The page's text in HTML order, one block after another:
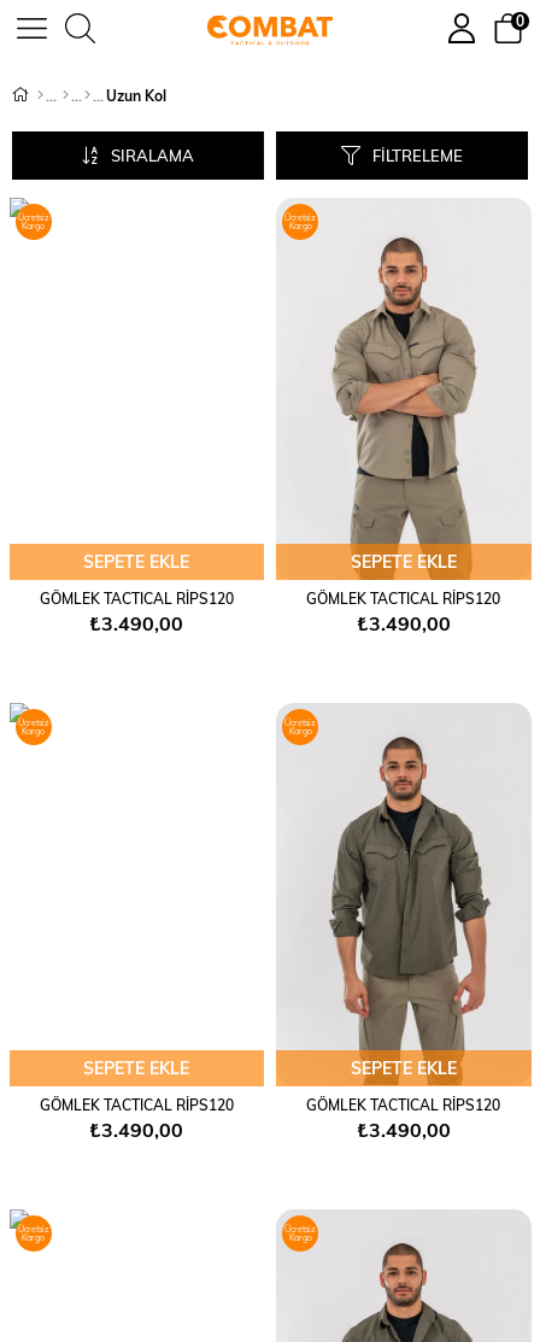
0
Uzun Kol
FILTRELEME
SIRALAMA
SEPETE EKLE
GÖMLEK TACTICAL RİPS120
₺3.490,00
Ücretsiz
Kargo
SEPETE EKLE
GÖMLEK TACTICAL RİPS120
₺3.490,00
Ücretsiz
Kargo
SEPETE EKLE
GÖMLEK TACTICAL RİPS120
₺3.490,00
Ücretsiz
Kargo
SEPETE EKLE
GÖMLEK TACTICAL RİPS120
₺3.490,00
Ücretsiz
Kargo
Ücretsiz
Kargo
Ücretsiz
Kargo